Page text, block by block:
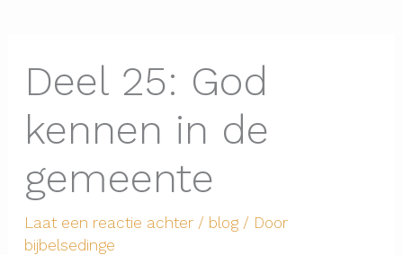
Deel 25: God
kennen in de
gemeente
Laat een reactie achter / blog/ Door
bijbelsedinge